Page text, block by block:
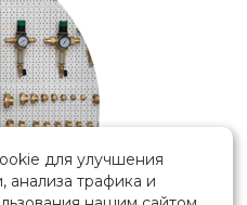
для улучшения
анализа трафика и